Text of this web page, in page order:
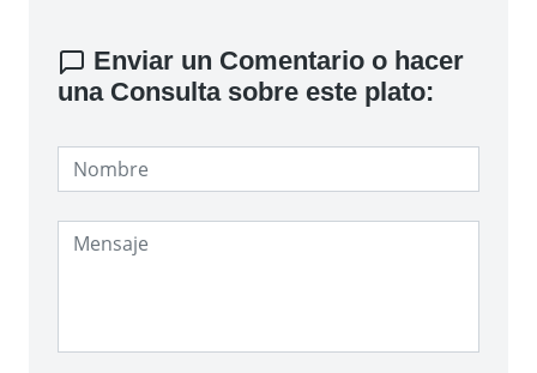
Enviar un Comentario o hacer
una Consulta sobre este plato: